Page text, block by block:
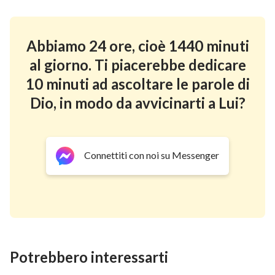
concedevo quasi la possibilità di giocare. In quel
periodo avevo anche pensato di lasciarlo rilassare,
pensando che i bambini dovessero avere un’infanzia
tranquilla e felice. Ma poi pensavo: se non riesce a
mai un buon lavoro e avrà il mio stesso futuro: potrà
sostenere la famiglia solo lavorando duramente per
tutta la vita. Dopo aver riflettuto molto, pensai che
i suoi voti sarebbero certamente stati migliori di quelli
Abbiamo 24 ore, cioè 1440 minuti
al giorno. Ti piacerebbe dedicare
10 minuti ad ascoltare le parole di
Dio, in modo da avvicinarti a Lui?
Connettiti con noi su Messenger
Potrebbero interessarti